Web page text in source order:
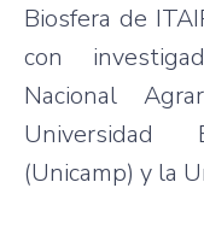
Biosfera de
con
Nacional
Universidad
(Unicamp) y la